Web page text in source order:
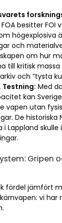
besitter FOI
högexplosiva
och
om hur
till kritisk
och ”tysta
Testning: Med
kan
vapen utan
De historiska
i Lappland
Gripen
fördel jämfört
vi har